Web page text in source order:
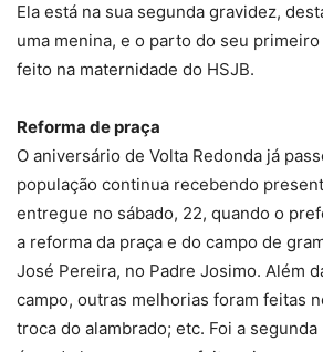
Ela está na sua segunda gravidez,
uma menina, e o parto do seu
feito na maternidade do HSJB.
Reforma de praça
O aniversário de Volta Redonda já
população continua recebendo
entregue no sábado, 22, quando o
a reforma da praça e do campo de
José Pereira, no Padre Josimo. Além
campo, outras melhorias foram feitas
troca do alambrado; etc. Foi a